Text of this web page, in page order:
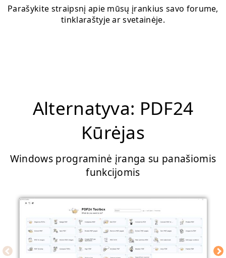
Parašykite straipsnį apie mūsų įrankius savo forume,
tinklaraštyje ar svetainėje.
Alternatyva: PDF24
Kūrėjas
Windows programinė įranga su panašiomis
funkcijomis